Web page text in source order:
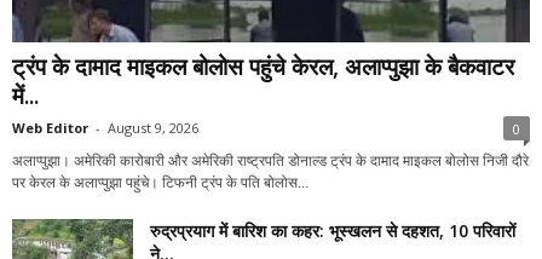
ट्रंप के दामाद माइकल बोलोस पहुंचे केरल, अलाप्पुझा के बैकवाटर
में...
Web Editor - August 9, 2026 0
अलाप्पुझा। अमेरिकी कारोबारी और अमेरिकी राष्ट्रपति डोनाल्ड ट्रंप के दामाद माइकल बोलोस निजी दौरे
पर केरल के अलाप्पुझा पहुंचे। टिफनी ट्रंप के पति बोलोस...
रुद्रप्रयाग में बारिश का कहर: भूस्खलन से दहशत, 10 परिवारों
ने...